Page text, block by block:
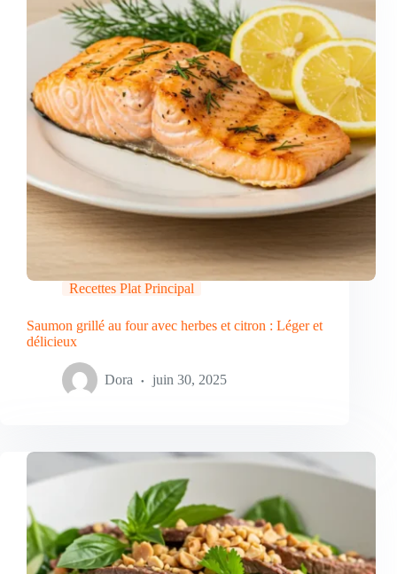
Recettes Plat Principal
Saumon grillé au four avec herbes et citron : Léger et
délicieux
Dora juin 30, 2025